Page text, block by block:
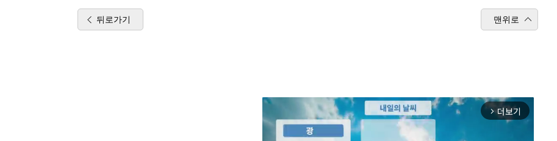
뒤로가기 맨위로
arrow_forward_ios 더보기